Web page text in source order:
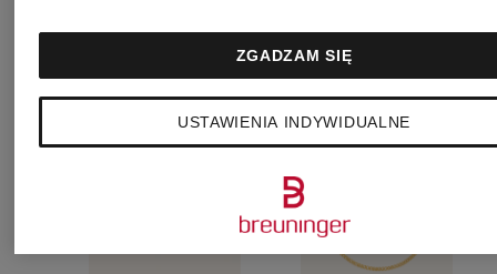
USTAWIENIA INDYWIDUALNE
ZGADZAM SIĘ